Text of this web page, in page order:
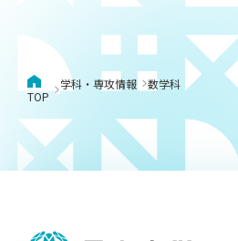
TOP
学科・専攻情報 数学科